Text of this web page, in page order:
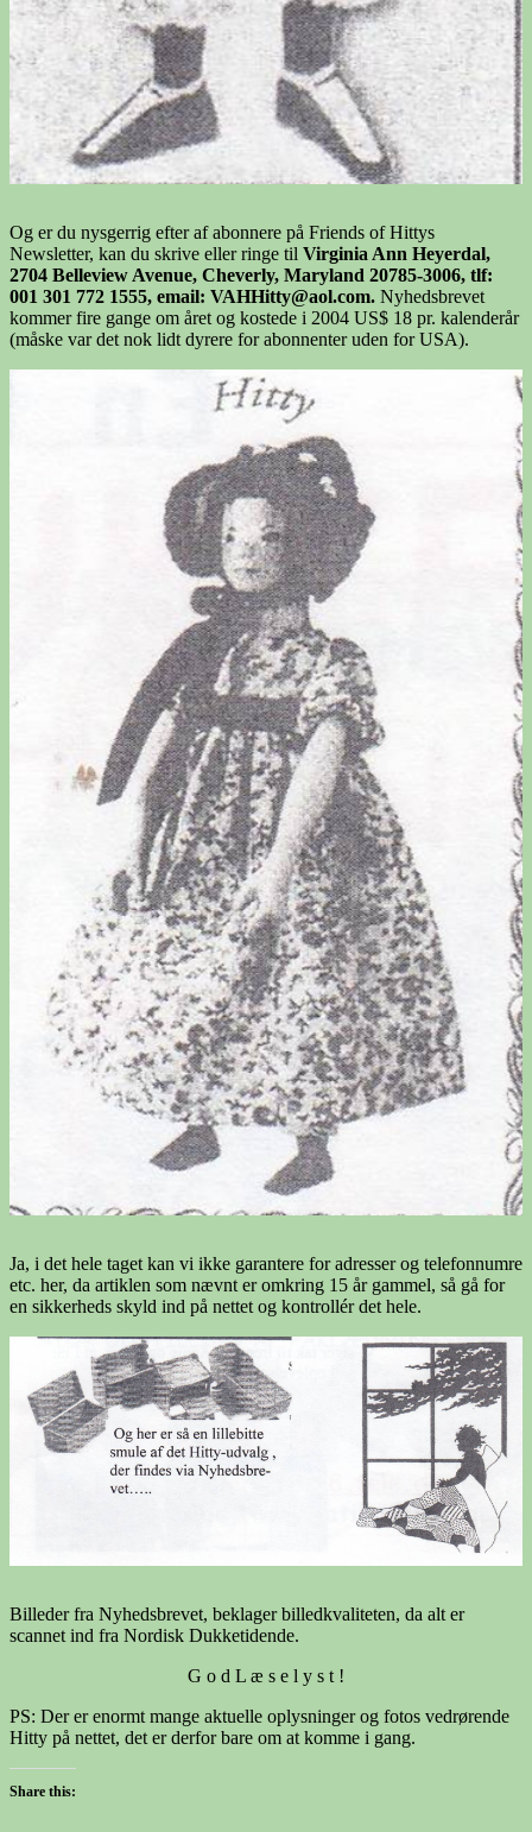
Og er du nysgerrig efter af abonnere på Friends of Hittys
Newsletter, kan du skrive eller ringe til Virginia Ann Heyerdal,
2704 Belleview Avenue, Cheverly, Maryland 20785-3006, tlf:
001 301 772 1555, email: VAHHitty@aol.com. Nyhedsbrevet
kommer fire gange om året og kostede i 2004 US$ 18 pr. kalenderår
(måske var det nok lidt dyrere for abonnenter uden for USA).
Ja, i det hele taget kan vi ikke garantere for adresser og telefonnumre
etc. her, da artiklen som nævnt er omkring 15 år gammel, så gå for
en sikkerheds skyld ind på nettet og kontrollér det hele.
Billeder fra Nyhedsbrevet, beklager billedkvaliteten, da alt er
scannet ind fra Nordisk Dukketidende.
G o d L æ s e l y s t !
PS: Der er enormt mange aktuelle oplysninger og fotos vedrørende
Hitty på nettet, det er derfor bare om at komme i gang.
Share this: